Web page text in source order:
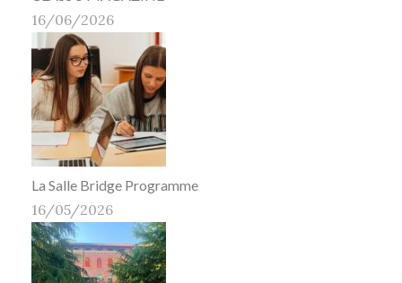
16/06/2026
La Salle Bridge Programme
16/05/2026